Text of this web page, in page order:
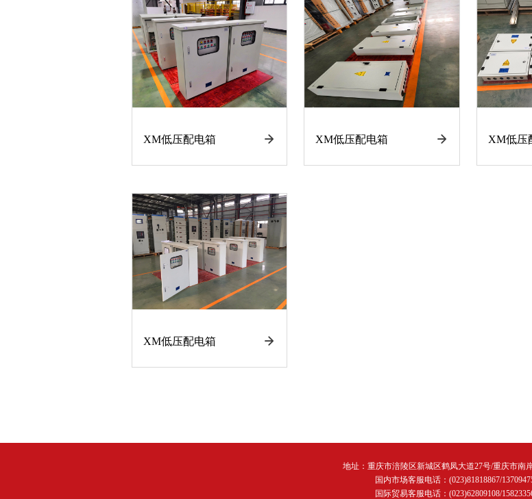
XM低压配电箱 XM低压配电箱 XM低压
XM低压配电箱
地址：重庆市涪陵区新城区鹤凤大道27号/重庆市南
国内市场客服电话：(023)81818867/
国际贸易客服电话：(023)62809108/